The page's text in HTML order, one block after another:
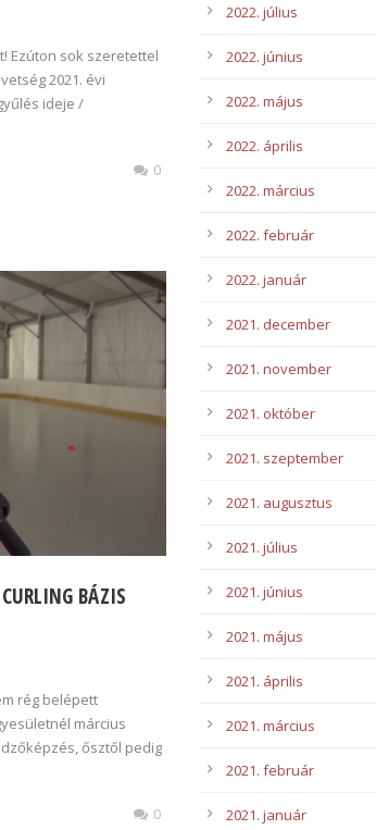
Ezúton sok szeretettel
2021. évi
ideje /
0
BÁZIS
rég belépett
március
ősztől pedig
0
2022. július
2022. június
2022. május
2022. április
2022. március
2022. február
2022. január
2021. december
2021. november
2021. október
2021. szeptember
2021. augusztus
2021. július
2021. június
2021. május
2021. április
2021. március
2021. február
2021. január